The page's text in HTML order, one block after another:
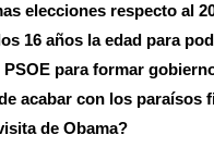
elecciones respecto al
16 años la edad para
para formar
acabar con los paraísos
de Obama?